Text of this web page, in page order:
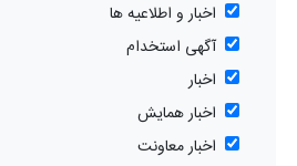
اخبار و اطلاعیه ها
آگهی استخدام
اخبار
اخبار همایش
اخبار معاونت